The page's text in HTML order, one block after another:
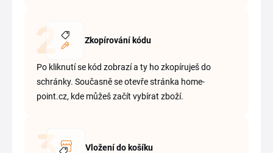
Zkopírování kódu
Po kliknutí se kód zobrazí a ty ho zkopíruješ do
schránky. Současně se otevře stránka home-
point.cz, kde můžeš začít vybírat zboží.
Vložení do košíku